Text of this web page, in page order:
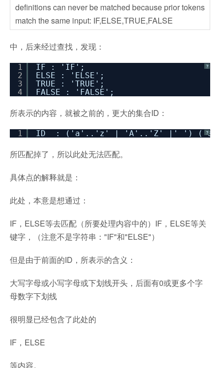
definitions can never be matched because prior tokens
match the same input: IF,ELSE,TRUE,FALSE
中，后来经过查找，发现：
?
1
2
3
4
IF : 'IF';
ELSE : 'ELSE';
TRUE : 'TRUE';
FALSE : 'FALSE';
所表示的内容，就被之前的，更大的集合ID：
?
1 ID : ('a'..'z' | 'A'..'Z' |'_')
所匹配掉了，所以此处无法匹配。
具体点的解释就是：
此处，本意是想通过：
IF，ELSE等去匹配（所要处理内容中的）IF，ELSE等关
键字，（注意不是字符串："IF"和"ELSE"）
但是由于前面的ID，所表示的含义：
大写字母或小写字母或下划线开头，后面有0或更多个字
母数字下划线
很明显已经包含了此处的
IF，ELSE
等内容。